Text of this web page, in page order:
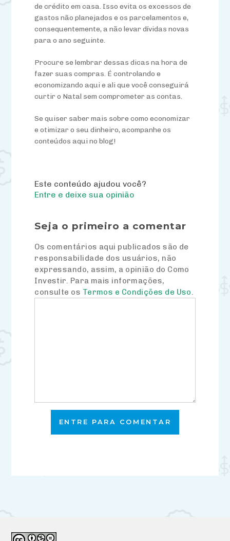
de crédito em casa. Isso evita os excessos de
gastos não planejados e os parcelamentos e,
consequentemente, a não levar dívidas novas
para o ano seguinte.
Procure se lembrar dessas dicas na hora de
fazer suas compras. É controlando e
economizando aqui e ali que você conseguirá
curtir o Natal sem comprometer as contas.
Se quiser saber mais sobre como economizar
e otimizar o seu dinheiro, acompanhe os
conteúdos aqui no blog!
Este conteúdo ajudou você?
Entre e deixe sua opinião
Seja o primeiro a comentar
Os comentários aqui publicados são de
responsabilidade dos usuários, não
expressando, assim, a opinião do Como
Investir. Para mais informações,
consulte os Termos e Condições de Uso.
ENTRE PARA COMENTAR